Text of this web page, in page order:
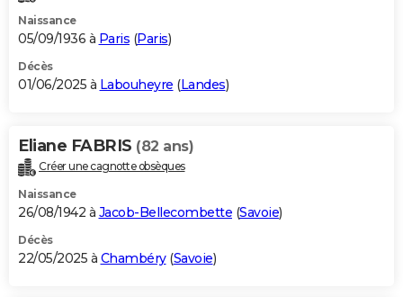
Naissance
05/09/1936 à Paris (Paris)
Décès
01/06/2025 à Labouheyre (Landes)
Eliane FABRIS (82 ans)
Créer une cagnotte obsèques
Naissance
26/08/1942 à Jacob-Bellecombette (Savoie)
Décès
22/05/2025 à Chambéry(Savoie)